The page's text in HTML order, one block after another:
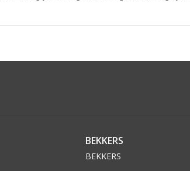
BEKKERS
BEKKERS